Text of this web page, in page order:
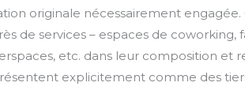
originale nécessairement
de services – espaces de coworking,
etc. dans leur composition et
explicitement comme des